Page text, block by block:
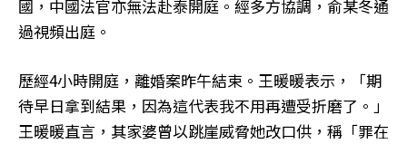
國，中國法官亦無法赴泰開庭。經多方協調，俞某冬通
過視頻出庭。
歷經4小時開庭，離婚案昨午結束。王暖暖表示，「期
待早日拿到結果，因為這代表我不用再遭受折磨了。」
王暖暖直言，其家婆曾以跳崖威脅她改口供，稱「罪在